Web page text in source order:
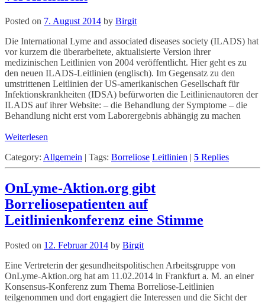
Posted on 7. August 2014 by Birgit
Die International Lyme and associated diseases society (ILADS) hat
vor kurzem die überarbeitete, aktualisierte Version ihrer
medizinischen Leitlinien von 2004 veröffentlicht. Hier geht es zu
den neuen ILADS-Leitlinien (englisch). Im Gegensatz zu den
umstrittenen Leitlinien der US-amerikanischen Gesellschaft für
Infektionskrankheiten (IDSA) befürworten die Leitlinienautoren der
ILADS auf ihrer Website: – die Behandlung der Symptome – die
Behandlung nicht erst vom Laborergebnis abhängig zu machen
Weiterlesen
Category: Allgemein | Tags: Borreliose Leitlinien | 5 Replies
OnLyme-Aktion.org gibt
Borreliosepatienten auf
Leitlinienkonferenz eine Stimme
Posted on 12. Februar 2014 by Birgit
Eine Vertreterin der gesundheitspolitischen Arbeitsgruppe von
OnLyme-Aktion.org hat am 11.02.2014 in Frankfurt a. M. an einer
Konsensus-Konferenz zum Thema Borreliose-Leitlinien
teilgenommen und dort engagiert die Interessen und die Sicht der